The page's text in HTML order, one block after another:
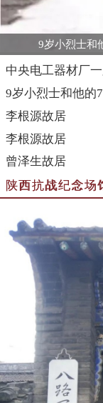
9岁小烈士和
中央电工器材厂
9岁小烈士和他的
李根源故居
李根源故居
曾泽生故居
陕西抗战纪念场